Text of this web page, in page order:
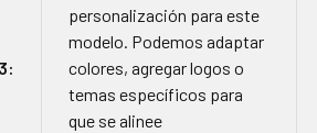
personalización para este
modelo. Podemos adaptar
colores, agregar logos o
temas específicos para
que se alinee